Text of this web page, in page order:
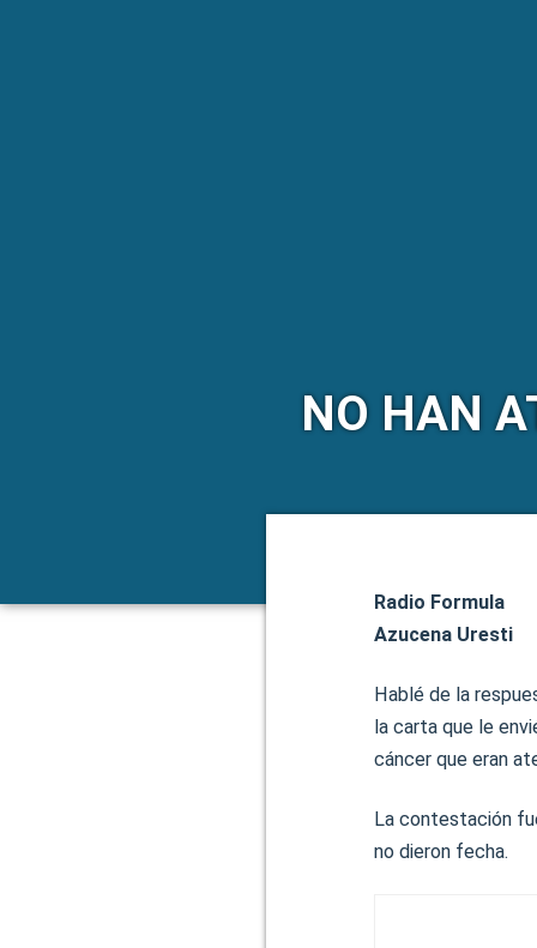
NO HAN
Radio Formula
Azucena Uresti
Hablé de la
la carta que le
cáncer que eran
La contestación
no dieron fecha.